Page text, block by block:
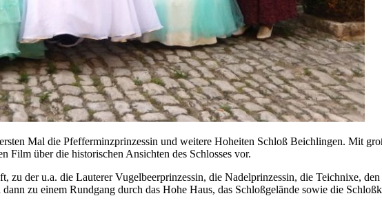
Mal die Pfefferminzprinzessin und weitere Hoheiten Schloß Beichlingen. Mit
Film über die historischen Ansichten des Schlosses vor.
zu der u.a. die Lauterer Vugelbeerprinzessin, die Nadelprinzessin, die Teichnixe,
zu einem Rundgang durch das Hohe Haus, das Schloßgelände sowie die